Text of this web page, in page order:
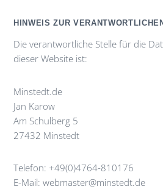
HINWEIS ZUR
Die verantwortliche Stelle für die
dieser Website ist:
Minstedt.de
Jan Karow
Am Schulberg 5
27432 Minstedt
Telefon: +49(0)4764-810176
E-Mail: webmaster@minstedt.de